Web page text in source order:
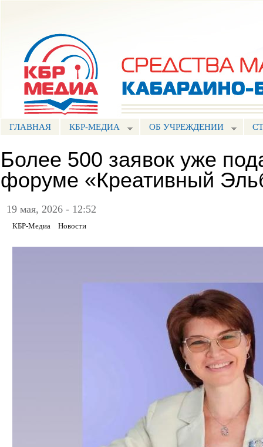
ГЛАВНАЯ КБР-МЕДИА ОБ УЧРЕЖДЕНИИ
Более 500 заявок уже
форуме «Креативный
19 мая, 2026 - 12:52
КБР-Медиа Новости